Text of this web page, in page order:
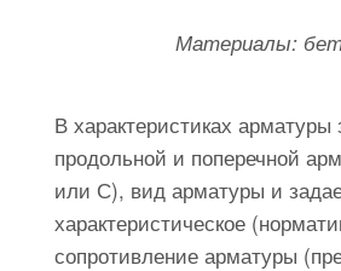
Материалы:
В характеристиках арматуры
продольной и поперечной
или С), вид арматуры и
характеристическое
сопротивление арматуры